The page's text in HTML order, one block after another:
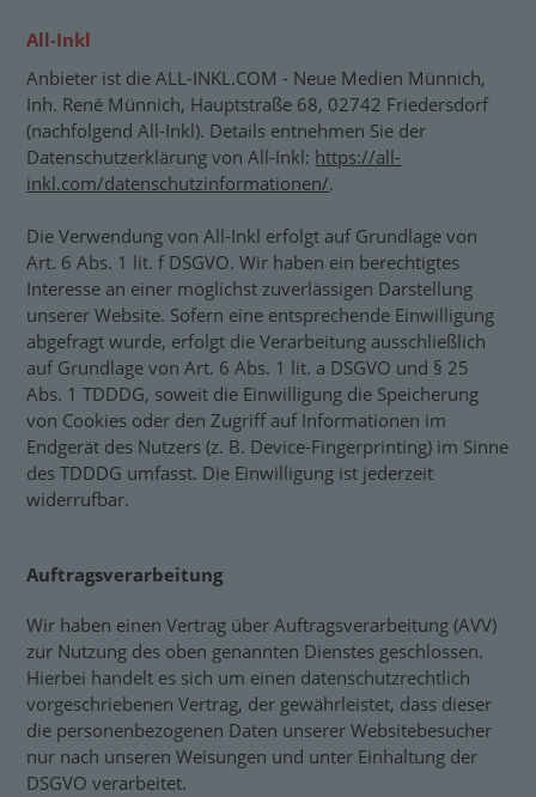
All-Inkl
Anbieter ist die ALL-INKL.COM - Neue Medien Münnich,
Inh. René Münnich, Hauptstraße 68, 02742 Friedersdorf
(nachfolgend All-Inkl). Details entnehmen Sie der
Datenschutzerklärung von All-Inkl: https://all-
inkl.com/datenschutzinformationen/.
Die Verwendung von All-Inkl erfolgt auf Grundlage von
Art. 6 Abs. 1 lit. f DSGVO. Wir haben ein berechtigtes
Interesse an einer möglichst zuverlässigen Darstellung
unserer Website. Sofern eine entsprechende Einwilligung
abgefragt wurde, erfolgt die Verarbeitung ausschließlich
auf Grundlage von Art. 6 Abs. 1 lit. a DSGVO und § 25
Abs. 1 TDDDG, soweit die Einwilligung die Speicherung
von Cookies oder den Zugriff auf Informationen im
Endgerät des Nutzers (z. B. Device-Fingerprinting) im Sinne
des TDDDG umfasst. Die Einwilligung ist jederzeit
widerrufbar.
Auftragsverarbeitung
Wir haben einen Vertrag über Auftragsverarbeitung (AVV)
zur Nutzung des oben genannten Dienstes geschlossen.
Hierbei handelt es sich um einen datenschutzrechtlich
vorgeschriebenen Vertrag, der gewährleistet, dass dieser
die personenbezogenen Daten unserer Websitebesucher
nur nach unseren Weisungen und unter Einhaltung der
DSGVO verarbeitet.